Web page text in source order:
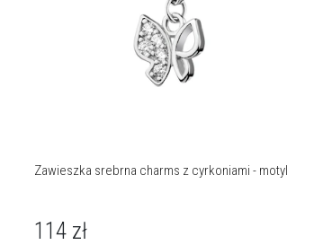
Zawieszka srebrna charms z cyrkoniami - motyl
114 zł